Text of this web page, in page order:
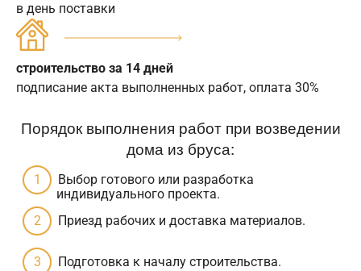
в день поставки
строительство за 14 дней
подписание акта выполненных работ, оплата 30%
Порядок выполнения работ при возведении
дома из бруса:
Выбор готового или разработка
индивидуального проекта.
Приезд рабочих и доставка материалов.
Подготовка к началу строительства.